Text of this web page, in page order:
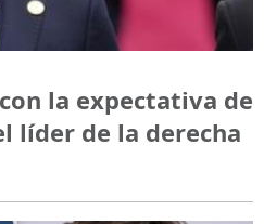
la expectativa de
líder de la derecha